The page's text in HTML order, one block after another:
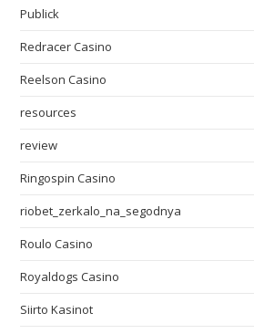
Publick
Redracer Casino
Reelson Casino
resources
review
Ringospin Casino
riobet_zerkalo_na_segodnya
Roulo Casino
Royaldogs Casino
Siirto Kasinot